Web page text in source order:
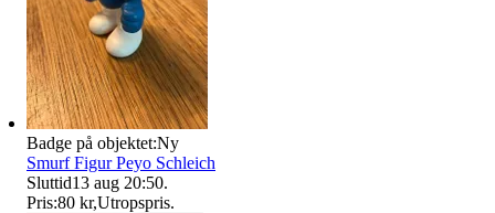
Badge på objektet:Ny
Smurf Figur Peyo Schleich
Sluttid13 aug 20:50.
Pris:80 kr,Utropspris.